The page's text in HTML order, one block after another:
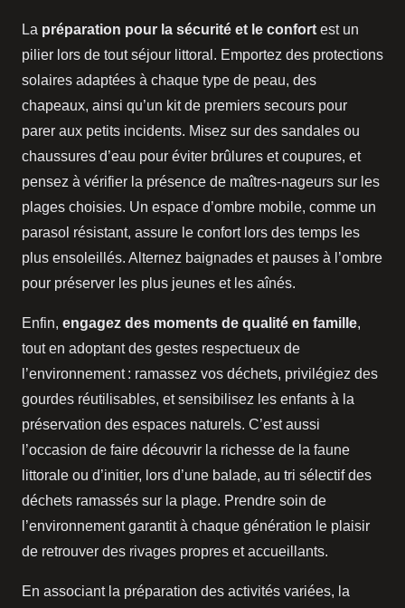
La préparation pour la sécurité et le confort est un
pilier lors de tout séjour littoral. Emportez des protections
solaires adaptées à chaque type de peau, des
chapeaux, ainsi qu’un kit de premiers secours pour
parer aux petits incidents. Misez sur des sandales ou
chaussures d’eau pour éviter brûlures et coupures, et
pensez à vérifier la présence de maîtres-nageurs sur les
plages choisies. Un espace d’ombre mobile, comme un
parasol résistant, assure le confort lors des temps les
plus ensoleillés. Alternez baignades et pauses à l’ombre
pour préserver les plus jeunes et les aînés.
Enfin, engagez des moments de qualité en famille,
tout en adoptant des gestes respectueux de
l’environnement : ramassez vos déchets, privilégiez des
gourdes réutilisables, et sensibilisez les enfants à la
préservation des espaces naturels. C’est aussi
l’occasion de faire découvrir la richesse de la faune
littorale ou d’initier, lors d’une balade, au tri sélectif des
déchets ramassés sur la plage. Prendre soin de
l’environnement garantit à chaque génération le plaisir
de retrouver des rivages propres et accueillants.
En associant la préparation des activités variées, la